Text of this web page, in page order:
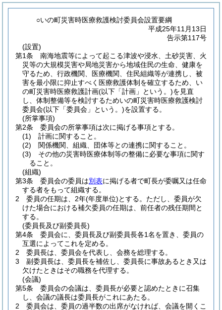
○いの町災害時医療救護検討委員会設置要綱
平成25年11月13日
告示第117号
(設置)
第1条
南海地震等によって起こる津波や浸水、土砂災害、火
災等の大規模災害や局地災害から地域住民の生命、健康を
守るため、行政機関、医療機関、住民組織等が連携し、被
害を最小限に抑止すべく医療救護体制を確立するため、い
の町災害時医療救護計画(以下「計画」という。)を見直
し、体制整備等を検討するためいの町災害時医療救護検討
委員会(以下「委員会」という。)を設置する。
(所掌事項)
第2条
委員会の所掌事項は次に掲げる事項とする。
(1)
計画に関すること。
(2)
関係機関、組織、団体等との連携に関すること。
(3)
その他の災害時医療体制等の整備に必要な事項に関す
ること。
(組織)
第3条
委員会の委員は別表に掲げる者で町長が委嘱又は任命
する者をもって組織する。
2
委員の任期は、2年(年度単位)とする。 ただし、委員が欠
けた場合における補欠委員の任期は、前任者の残任期間と
する。
(委員長及び副委員長)
第4条
委員会に、委員長及び副委員長各1名を置き、委員の
互選によってこれを定める。
2
委員長は、委員会を代表し、会務を総理する。
3
副委員長は、委員長を補佐し、委員長に事故あるとき又は
欠けたときはその職務を代理する。
(会議)
第5条
委員会の会議は、委員長が必要と認めたときに召集
し、会議の議長は委員長がこれにあたる。
2
委員会は、委員の過半数の出席がなければ、会議を開くこ